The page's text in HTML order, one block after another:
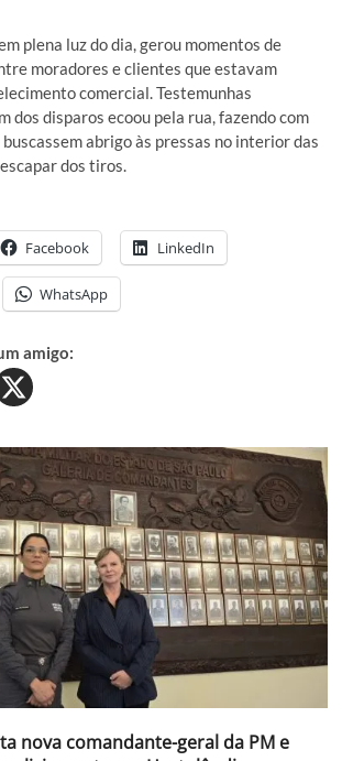
plena luz do dia, gerou momentos de
moradores e clientes que estavam
comercial. Testemunhas
dos disparos ecoou pela rua, fazendo com
abrigo às pressas no interior das
dos tiros.
Facebook LinkedIn
WhatsApp
amigo:
nova comandante-geral da PM e